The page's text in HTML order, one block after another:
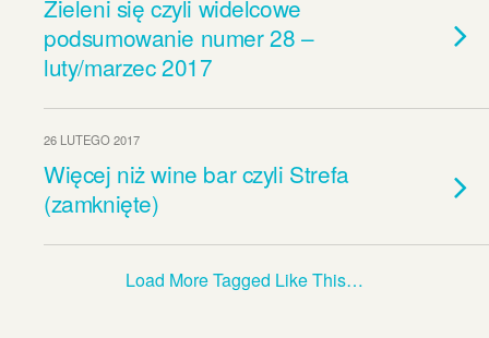
Zieleni się czyli widelcowe
podsumowanie numer 28 –
luty/marzec 2017
26 LUTEGO 2017
Więcej niż wine bar czyli Strefa
(zamknięte)
Load More Tagged Like This…